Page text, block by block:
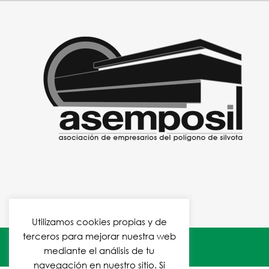
Aviso legal |Política de cookies
Utilizamos cookies propias y de
terceros para mejorar nuestra web
mediante el análisis de tu
navegación en nuestro sitio. Si